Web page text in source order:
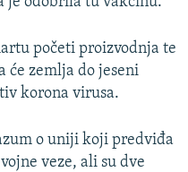
početi proizvodnja te
će zemlja do jeseni
korona virusa.
o uniji koji predviđa
veze, ali su dve